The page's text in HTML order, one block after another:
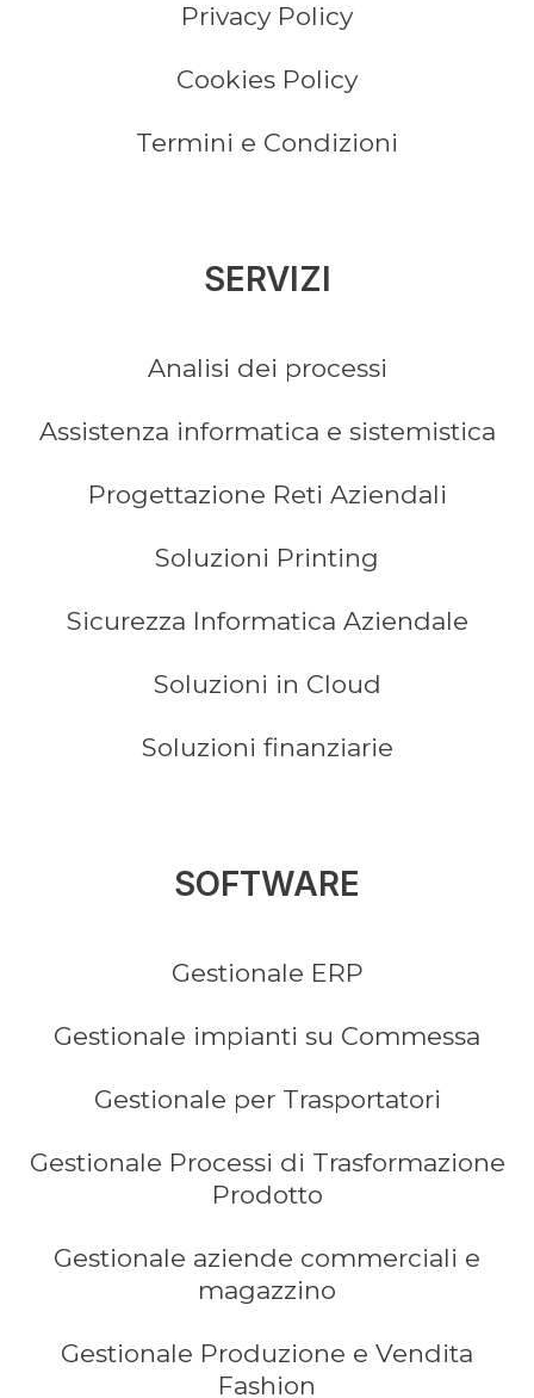
Privacy Policy
Cookies Policy
Termini e Condizioni
SERVIZI
Analisi dei processi
Assistenza informatica e sistemistica
Progettazione Reti Aziendali
Soluzioni Printing
Sicurezza Informatica Aziendale
Soluzioni in Cloud
Soluzioni finanziarie
SOFTWARE
Gestionale ERP
Gestionale impianti su Commessa
Gestionale per Trasportatori
Gestionale Processi di Trasformazione
Prodotto
Gestionale aziende commerciali e
magazzino
Gestionale Produzione e Vendita
Fashion